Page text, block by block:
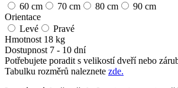
60 cm
70 cm 80 cm
90 cm
Orientace
Levé
Pravé
Hmotnost 18 kg
Dostupnost 7 - 10 dní
Potřebujete poradit s velikostí dveří nebo
Tabulku rozměrů naleznete zde.